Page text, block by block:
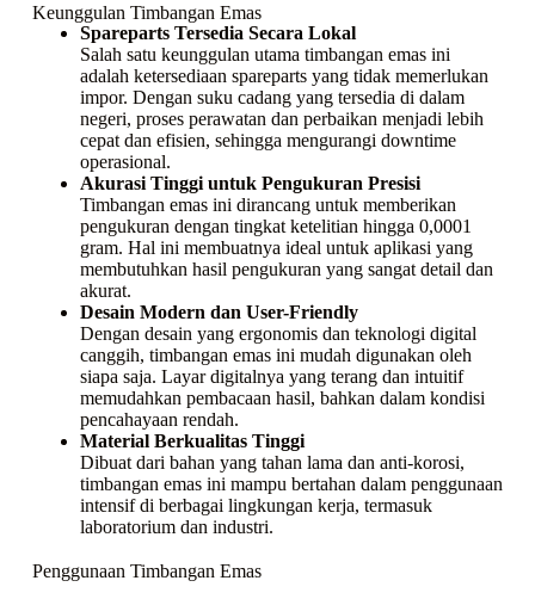
Keunggulan Timbangan Emas
Spareparts Tersedia Secara Lokal
Salah satu keunggulan utama timbangan emas ini
adalah ketersediaan spareparts yang tidak memerlukan
impor. Dengan suku cadang yang tersedia di dalam
negeri, proses perawatan dan perbaikan menjadi lebih
cepat dan efisien, sehingga mengurangi downtime
operasional.
Akurasi Tinggi untuk Pengukuran Presisi
Timbangan emas ini dirancang untuk memberikan
pengukuran dengan tingkat ketelitian hingga 0,0001
gram. Hal ini membuatnya ideal untuk aplikasi yang
membutuhkan hasil pengukuran yang sangat detail dan
akurat.
Desain Modern dan User-Friendly
Dengan desain yang ergonomis dan teknologi digital
canggih, timbangan emas ini mudah digunakan oleh
siapa saja. Layar digitalnya yang terang dan intuitif
memudahkan pembacaan hasil, bahkan dalam kondisi
pencahayaan rendah.
Material Berkualitas Tinggi
Dibuat dari bahan yang tahan lama dan anti-korosi,
timbangan emas ini mampu bertahan dalam penggunaan
intensif di berbagai lingkungan kerja, termasuk
laboratorium dan industri.
Penggunaan Timbangan Emas